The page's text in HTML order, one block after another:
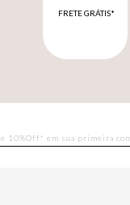
FRETE GRÁTIS*